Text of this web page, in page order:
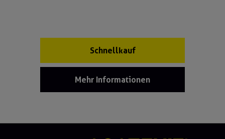
Schnellkauf
Mehr Informationen